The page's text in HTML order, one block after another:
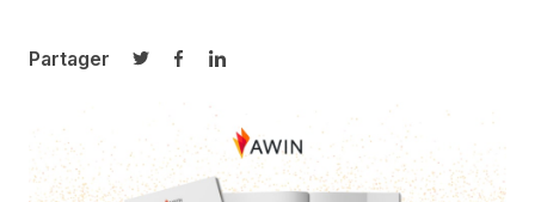
Partager
Partager sur Twitter
Partager sur Facebook
Partager sur LinkedIn